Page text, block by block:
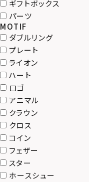
ギフトボックス
パーツ
MOTIF
ダブルリング
プレート
ライオン
ハート
ロゴ
アニマル
クラウン
クロス
コイン
フェザー
スター
ホースシュー